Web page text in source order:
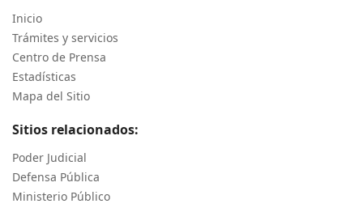
Inicio
Trámites y servicios
Centro de Prensa
Estadísticas
Mapa del Sitio
Sitios relacionados:
Poder Judicial
Defensa Pública
Ministerio Público